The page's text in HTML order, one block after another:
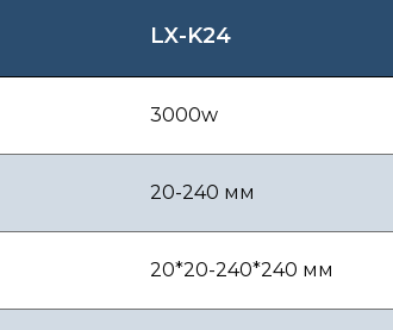
LX-K24
3000w
20-240 мм
20*20-240*240 мм